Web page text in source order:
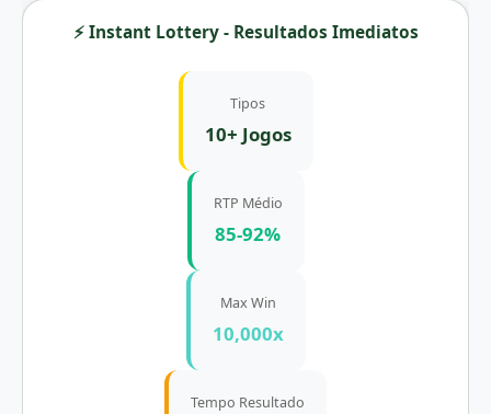
⚡ Instant Lottery - Resultados Imediatos
Tipos
10+ Jogos
RTP Médio
85-92%
Max Win
10,000x
Tempo Resultado